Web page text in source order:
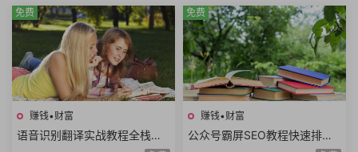
赚钱•财富
语音识别翻译实战教程全栈开
免费
赚钱•财富
公众号霸屏SEO教程快速排名
免费